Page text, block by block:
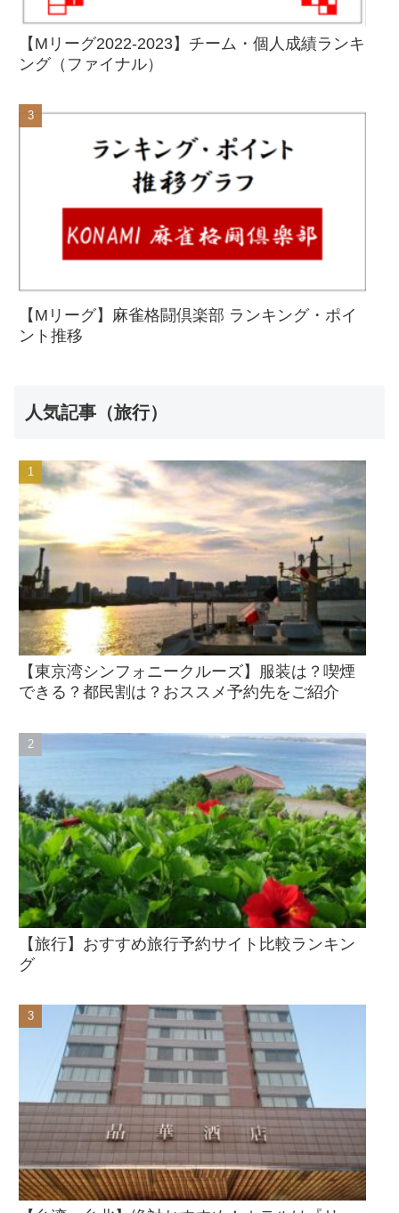
【Mリーグ2022-2023】チーム・個人成績ランキ
ング（ファイナル）
【Mリーグ】麻雀格闘倶楽部 ランキング・ポイ
ント推移
人気記事（旅行）
【東京湾シンフォニークルーズ】服装は？喫煙
できる？都民割は？おススメ予約先をご紹介
【旅行】おすすめ旅行予約サイト比較ランキン
グ